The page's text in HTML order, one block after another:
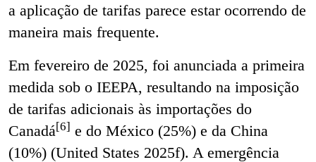
a aplicação de tarifas parece estar ocorrendo de
maneira mais frequente.
Em fevereiro de 2025, foi anunciada a primeira
medida sob o IEEPA, resultando na imposição
de tarifas adicionais às importações do
Canadá[6] e do México (25%) e da China
(10%) (United States 2025f). A emergência